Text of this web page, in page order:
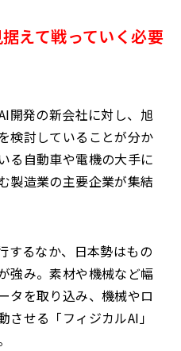
えて戦っていく必要
開発の新会社に対し、旭
検討していることが分か
る自動車や電機の大手に
製造業の主要企業が集結
するなか、日本勢はもの
強み。素材や機械など幅
タを取り込み、機械やロ
せる「フィジカルAI」